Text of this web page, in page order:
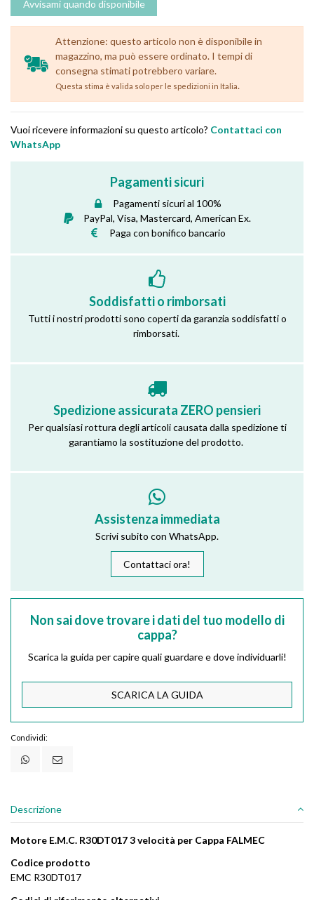
Attenzione: questo articolo non è disponibile in
magazzino, ma può essere ordinato. I tempi di
consegna stimati potrebbero variare.
Questa stima è valida solo per le spedizioni in Italia.
Vuoi ricevere informazioni su questo articolo? Contattaci con
WhatsApp
Pagamenti sicuri
Pagamenti sicuri al 100%
PayPal, Visa, Mastercard, American Ex.
Paga con bonifico bancario
Soddisfatti o rimborsati
Tutti i nostri prodotti sono coperti da garanzia soddisfatti o
rimborsati.
Spedizione assicurata ZERO pensieri
Per qualsiasi rottura degli articoli causata dalla spedizione ti
garantiamo la sostituzione del prodotto.
Assistenza immediata
Scrivi subito con WhatsApp.
Contattaci ora!
Non sai dove trovare i dati del tuo modello di
cappa?
Scarica la guida per capire quali guardare e dove individuarli!
SCARICA LA GUIDA
Condividi:
Descrizione
Motore E.M.C. R30DT017 3 velocità per Cappa FALMEC
Codice prodotto
EMC R30DT017